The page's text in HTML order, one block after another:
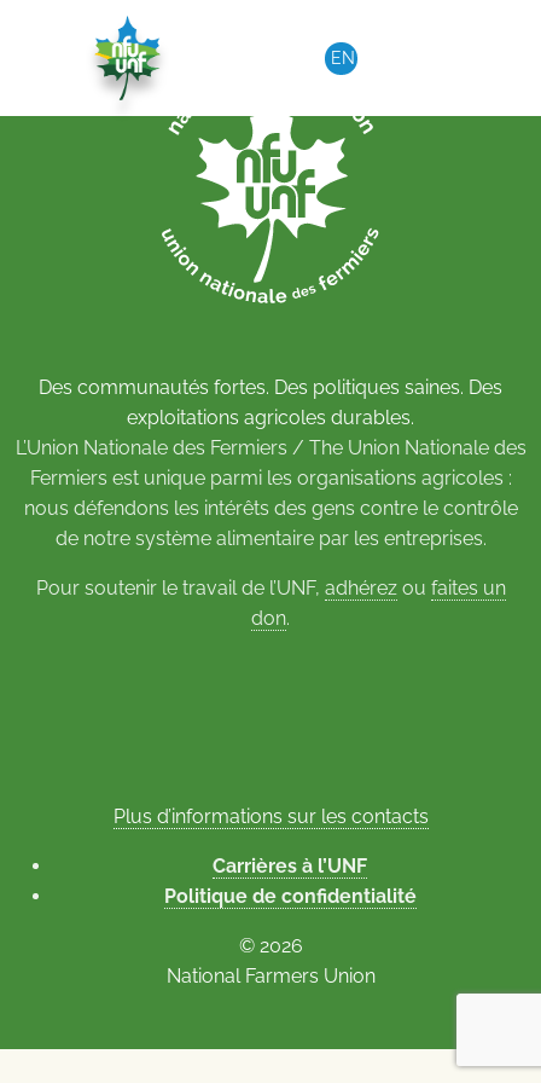
Aller au contenu
EN
Des communautés fortes. Des politiques saines. Des
exploitations agricoles durables.
L’Union Nationale des Fermiers / The Union Nationale des
Fermiers est unique parmi les organisations agricoles :
nous défendons les intérêts des gens contre le contrôle
de notre système alimentaire par les entreprises.
Pour soutenir le travail de l’UNF, adhérezou faites un
don.
Plus d’informations sur les contacts
Carrières à l’UNF
Politique de confidentialité
© 2026
National Farmers Union